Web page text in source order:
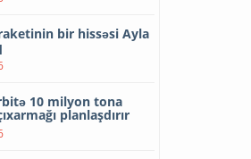
bir hissəsi Ayla
10 milyon tona
planlaşdırır